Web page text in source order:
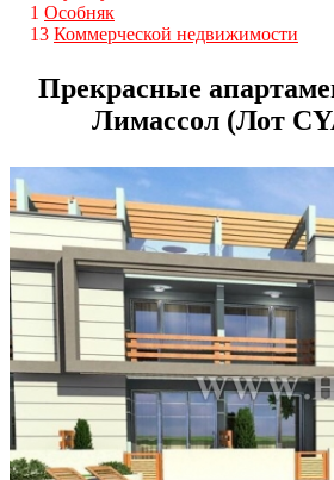
1 Особняк
13 Коммерческой недвижимости
Прекрасные
Лимассол (Лот